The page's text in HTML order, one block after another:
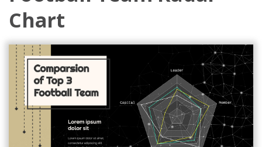
Chart